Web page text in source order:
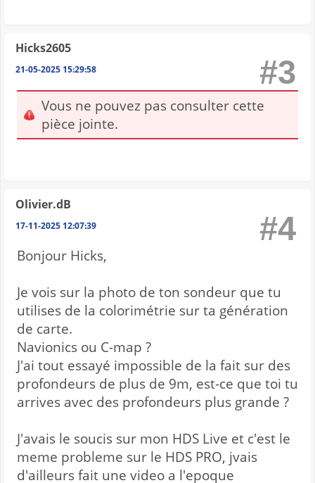
Hicks2605
21-05-2025 15:29:58 #3
Vous ne pouvez pas consulter cette
pièce jointe.
Olivier.dB
17-11-2025 12:07:39 #4
Bonjour Hicks,
Je vois sur la photo de ton sondeur que tu
utilises de la colorimétrie sur ta génération
de carte.
Navionics ou C-map ?
J'ai tout essayé impossible de la fait sur des
profondeurs de plus de 9m, est-ce que toi tu
arrives avec des profondeurs plus grande ?
J'avais le soucis sur mon HDS Live et c'est le
meme probleme sur le HDS PRO, jvais
d'ailleurs fait une video a l'epoque